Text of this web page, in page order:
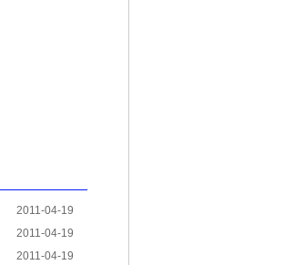
2011-04-19
2011-04-19
2011-04-19